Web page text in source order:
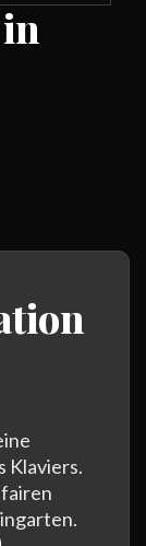
Klaviers.